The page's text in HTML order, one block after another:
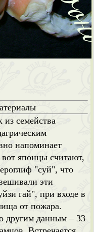
семейства
напоминает
японцы считают,
"суй", что
эти
гай", при входе в
от пожара.
другим данным – 33